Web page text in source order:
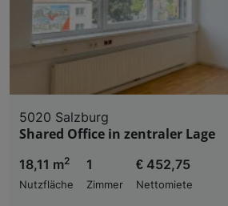
5020 Salzburg
Shared Office in zentraler Lage
18,11 m2
Nutzfläche
1
Zimmer
€ 452,75
Nettomiete